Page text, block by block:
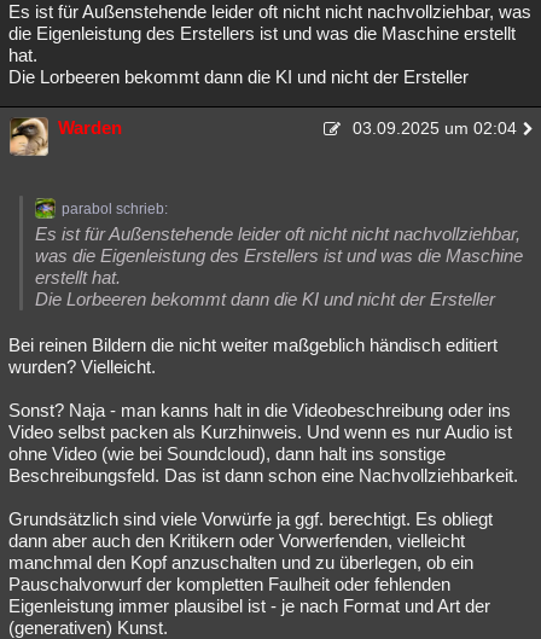
Es ist für Außenstehende leider oft nicht nicht nachvollziehbar, was
die Eigenleistung des Erstellers ist und was die Maschine erstellt
hat.
Die Lorbeeren bekommt dann die KI und nicht der Ersteller
Warden 03.09.2025 um 02:04
parabol schrieb:
Es ist für Außenstehende leider oft nicht nicht nachvollziehbar,
was die Eigenleistung des Erstellers ist und was die Maschine
erstellt hat.
Die Lorbeeren bekommt dann die KI und nicht der Ersteller
Bei reinen Bildern die nicht weiter maßgeblich händisch editiert
wurden? Vielleicht.
Sonst? Naja - man kanns halt in die Videobeschreibung oder ins
Video selbst packen als Kurzhinweis. Und wenn es nur Audio ist
ohne Video (wie bei Soundcloud), dann halt ins sonstige
Beschreibungsfeld. Das ist dann schon eine Nachvollziehbarkeit.
Grundsätzlich sind viele Vorwürfe ja ggf. berechtigt. Es obliegt
dann aber auch den Kritikern oder Vorwerfenden, vielleicht
manchmal den Kopf anzuschalten und zu überlegen, ob ein
Pauschalvorwurf der kompletten Faulheit oder fehlenden
Eigenleistung immer plausibel ist - je nach Format und Art der
(generativen) Kunst.